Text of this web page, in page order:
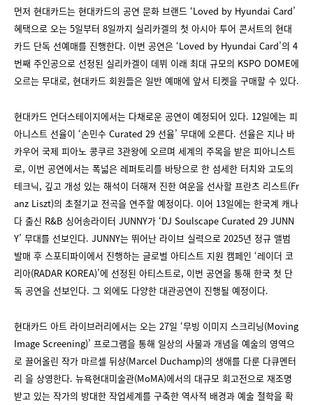
먼저 현대카드는 현대카드의 공연 문화 브랜드 ‘Loved by Hyundai Card’
혜택으로 오는 5일부터 8일까지 실리카겔의 첫 아시아 투어 콘서트의 현대
카드 단독 선예매를 진행한다. 이번 공연은 ‘Loved by Hyundai Card’의 4
번째 주인공으로 선정된 실리카겔이 데뷔 이래 최대 규모의 KSPO DOME에
오르는 무대로, 현대카드 회원들은 일반 예매에 앞서 티켓을 구매할 수 있다.
현대카드 언더스테이지에서는 다채로운 공연이 예정되어 있다. 12일에는 피
아니스트 선율이 ‘손민수 Curated 29 선율’ 무대에 오른다. 선율은 지나 바
카우어 국제 피아노 콩쿠르 3관왕에 오르며 세계의 주목을 받은 피아니스트
로, 이번 공연에서는 폭넓은 레퍼토리를 바탕으로 한 섬세한 터치와 고도의
테크닉, 깊고 개성 있는 해석이 더해져 진한 여운을 선사할 프란츠 리스트(Fr
anz Liszt)의 초절기교 전곡을 연주할 예정이다. 이어 13일에는 한국계 캐나
다 출신 R&B 싱어송라이터 JUNNY가 ‘DJ Soulscape Curated 29 JUNN
Y’ 무대를 선보인다. JUNNY는 뛰어난 라이브 실력으로 2025년 정규 앨범
발매 후 스포티파이에서 진행하는 글로벌 아티스트 지원 캠페인 ‘레이더 코
리아(RADAR KOREA)’에 선정된 아티스트로, 이번 공연을 통해 한국 첫 단
독 공연을 선보인다. 그 외에도 다양한 대관공연이 진행될 예정이다.
현대카드 아트 라이브러리에서는 오는 27일 ‘무빙 이미지 스크리닝(Moving
Image Screening)’ 프로그램을 통해 일상의 사물과 개념을 예술의 영역으
로 끌어올린 작가 마르셀 뒤샹(Marcel Duchamp)의 생애를 다룬 다큐멘터
리 을 상영한다. 뉴욕현대미술관(MoMA)에서의 대규모 회고전으로 재조명
받고 있는 작가의 방대한 작업세계를 구축한 역사적 배경과 예술 철학을 확